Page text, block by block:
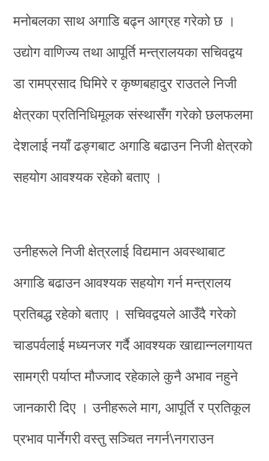
मनोबलका साथ अगाडि बढ्न आग्रह गरेको छ ।
उद्योग वाणिज्य तथा आपूर्ति मन्त्रालयका सचिवद्वय
डा रामप्रसाद घिमिरे र कृष्णबहादुर राउतले निजी
क्षेत्रका प्रतिनिधिमूलक संस्थासँग गरेको छलफलमा
देशलाई नयाँ ढङ्गबाट अगाडि बढाउन निजी क्षेत्रको
सहयोग आवश्यक रहेको बताए ।
उनीहरूले निजी क्षेत्रलाई विद्यमान अवस्थाबाट
अगाडि बढाउन आवश्यक सहयोग गर्न मन्त्रालय
प्रतिबद्ध रहेको बताए । सचिवद्वयले आउँदै गरेको
चाडपर्वलाई मध्यनजर गर्दै आवश्यक खाद्यान्नलगायत
सामग्री पर्याप्त मौज्जाद रहेकाले कुनै अभाव नहुने
जानकारी दिए । उनीहरूले माग, आपूर्ति र प्रतिकूल
प्रभाव पार्नेगरी वस्तु सञ्चित नगर्न\नगराउन